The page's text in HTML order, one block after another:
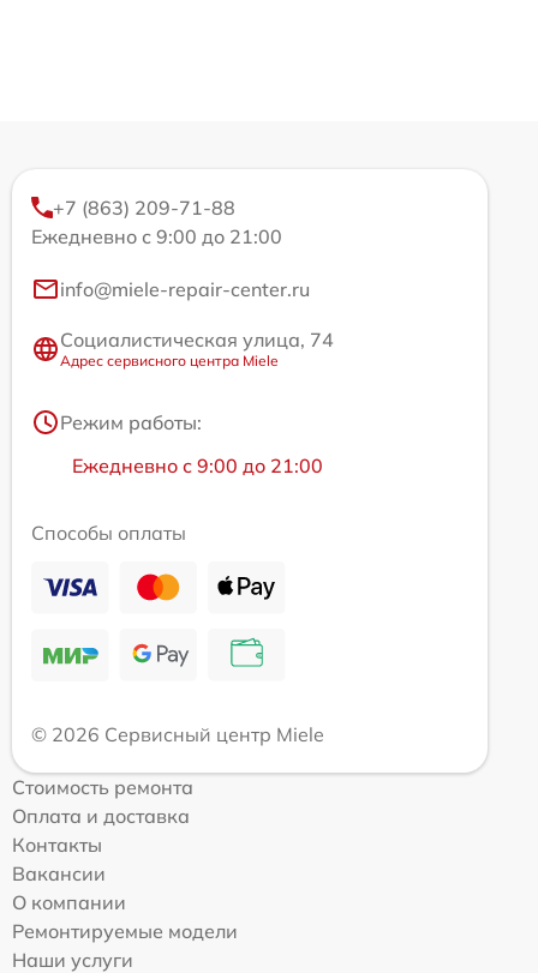
+7 (863) 209-71-88
Ежедневно с 9:00 до 21:00
info@miele-repair-center.ru
Социалистическая улица, 74
Адрес сервисного центра Miele
Режим работы:
Ежедневно с 9:00 до 21:00
Способы оплаты
© 2026 Сервисный центр Miele
Стоимость ремонта
Оплата и доставка
Контакты
Вакансии
О компании
Ремонтируемые модели
Наши услуги